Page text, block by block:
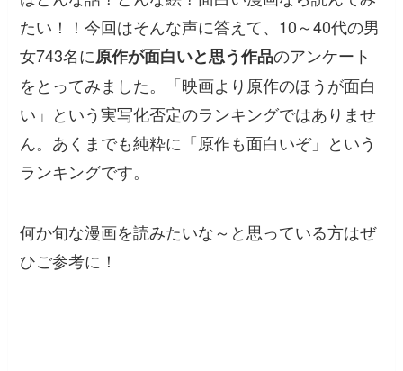
たい！！今回はそんな声に答えて、10～40代の男
女743名に原作が面白いと思う作品のアンケート
をとってみました。「映画より原作のほうが面白
い」という実写化否定のランキングではありませ
ん。あくまでも純粋に「原作も面白いぞ」という
ランキングです。
何か旬な漫画を読みたいな～と思っている方はぜ
ひご参考に！